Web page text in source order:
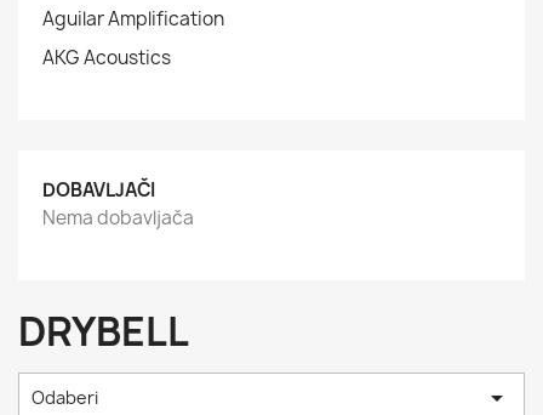
Aguilar Amplification
AKG Acoustics
DOBAVLJAČI
Nema dobavljača
DRYBELL
Odaberi 